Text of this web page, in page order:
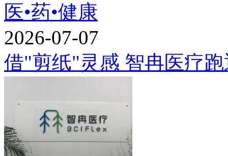
医•药•健康
2026-07-07
借"剪纸"灵感 智冉医疗